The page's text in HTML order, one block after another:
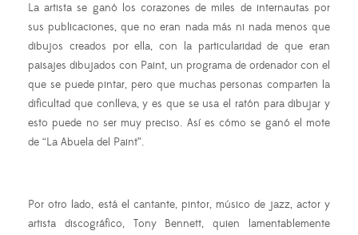
La artista se ganó los corazones de miles de internautas por
sus publicaciones, que no eran nada más ni nada menos que
dibujos creados por ella, con la particularidad de que eran
paisajes dibujados con Paint, un programa de ordenador con el
que se puede pintar, pero que muchas personas comparten la
dificultad que conlleva, y es que se usa el ratón para dibujar y
esto puede no ser muy preciso. Así es cómo se ganó el mote
de “La Abuela del Paint”.
Por otro lado, está el cantante, pintor, músico de jazz, actor y
artista discográfico, Tony Bennett, quien lamentablemente